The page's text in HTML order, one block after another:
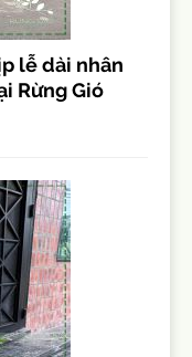
lễ dài nhân
Rừng Gió